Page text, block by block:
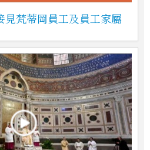
見梵蒂岡員工及員工家屬